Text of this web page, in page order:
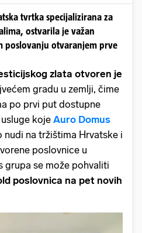
tvrtka specijalizirana za
ostvarila je važan
poslovanju otvaranjem prve
zlata otvoren je
gradu u zemlji, čime
po prvi put dostupne
kojeAuro Domus
nudi na tržištima Hrvatske i
poslovnice u
grupa se može pohvaliti
poslovnica na pet novih